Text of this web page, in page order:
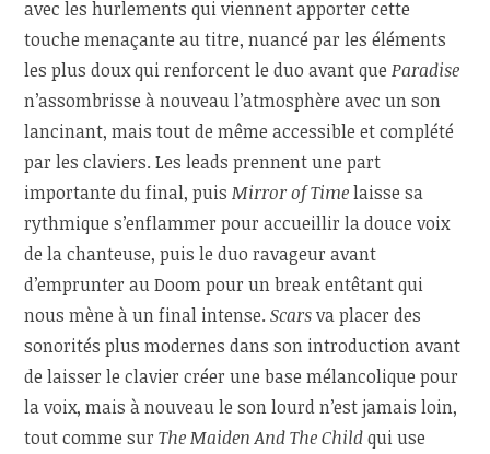
avec les hurlements qui viennent apporter cette
touche menaçante au titre, nuancé par les éléments
les plus doux qui renforcent le duo avant queParadise
n’assombrisse à nouveau l’atmosphère avec un son
lancinant, mais tout de même accessible et complété
par les claviers. Les leads prennent une part
importante du final, puisMirror of Timelaisse sa
rythmique s’enflammer pour accueillir la douce voix
de la chanteuse, puis le duo ravageur avant
d’emprunter au Doom pour un break entêtant qui
nous mène à un final intense.Scarsva placer des
sonorités plus modernes dans son introduction avant
de laisser le clavier créer une base mélancolique pour
la voix, mais à nouveau le son lourd n’est jamais loin,
tout comme surThe Maiden And The Childqui use